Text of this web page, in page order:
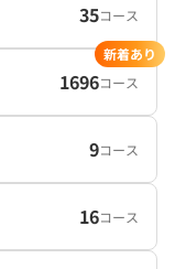
35コース
1696コース
新着あり
9コース
16コース